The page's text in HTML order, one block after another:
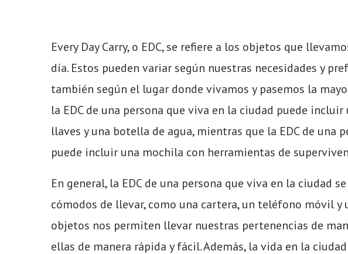
Every Day Carry, o EDC, se refiere a los objetos que
día. Estos pueden variar según nuestras necesidades y
también según el lugar donde vivamos y pasemos la
la EDC de una persona que viva en la ciudad puede
llaves y una botella de agua, mientras que la EDC de una
puede incluir una mochila con herramientas de
En general, la EDC de una persona que viva en la ciudad
cómodos de llevar, como una cartera, un teléfono móvil y
objetos nos permiten llevar nuestras pertenencias de
ellas de manera rápida y fácil. Además, la vida en la